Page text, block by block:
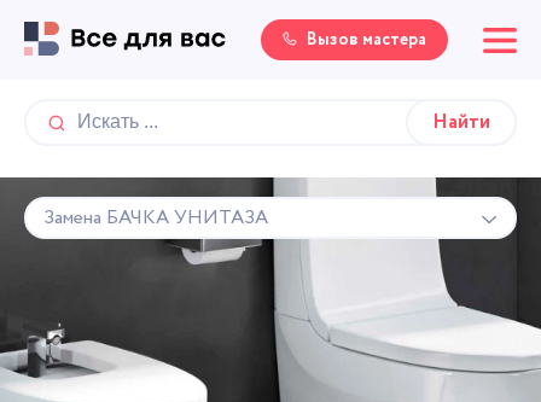
Вызов мастера
Замена БАЧКА УНИТАЗА